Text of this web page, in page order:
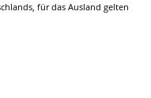
für das Ausland gelten